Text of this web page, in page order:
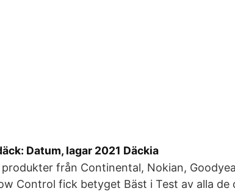
Datum, lagar 2021 Däckia
från Continental, Nokian,
Control fick betyget Bäst i Test av alla de